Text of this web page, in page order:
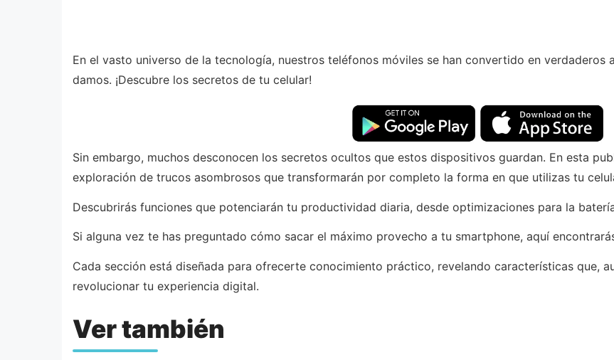
En el vasto universo de la tecnología, nuestros teléfonos móviles se han convertido en verdaderos
damos. ¡Descubre los secretos de tu celular!
Sin embargo, muchos desconocen los secretos ocultos que estos dispositivos guardan. En esta
exploración de trucos asombrosos que transformarán por completo la forma en que utilizas tu
Descubrirás funciones que potenciarán tu productividad diaria, desde optimizaciones para la
Si alguna vez te has preguntado cómo sacar el máximo provecho a tu smartphone, aquí
Cada sección está diseñada para ofrecerte conocimiento práctico, revelando características que,
revolucionar tu experiencia digital.
Ver también